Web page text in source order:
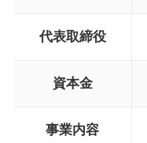
代表取締役
資本金
事業内容